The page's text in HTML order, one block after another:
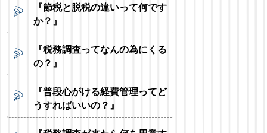
『節税と脱税の違いって何です
か？』
『税務調査ってなんの為にくる
の？』
『普段心がける経費管理ってど
うすればいいの？』